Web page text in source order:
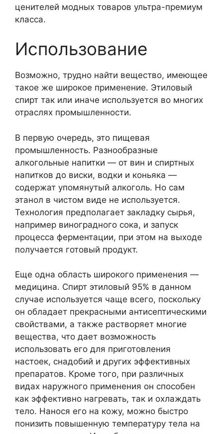
ценителей модных товаров ультра-премиум
класса.
Использование
Возможно, трудно найти вещество, имеющее
такое же широкое применение. Этиловый
спирт так или иначе используется во многих
отраслях промышленности.
В первую очередь, это пищевая
промышленность. Разнообразные
алкогольные напитки — от вин и спиртных
напитков до виски, водки и коньяка —
содержат упомянутый алкоголь. Но сам
этанол в чистом виде не используется.
Технология предполагает закладку сырья,
например виноградного сока, и запуск
процесса ферментации, при этом на выходе
получается готовый продукт.
Еще одна область широкого применения —
медицина. Спирт этиловый 95% в данном
случае используется чаще всего, поскольку
он обладает прекрасными антисептическими
свойствами, а также растворяет многие
вещества, что дает возможность
использовать его для приготовления
настоек, снадобий и других эффективных
препаратов. Кроме того, при различных
видах наружного применения он способен
как эффективно нагревать, так и охлаждать
тело. Нанося его на кожу, можно быстро
понизить повышенную температуру тела на